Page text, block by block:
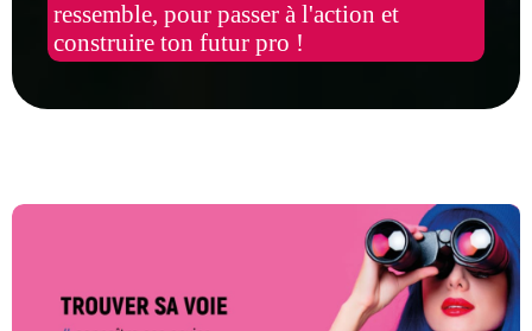
ressemble, pour passer à l'action et
construire ton futur pro !